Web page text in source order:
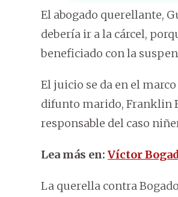
El abogado querellante,
debería ir a la cárcel,
beneficiado con la
El juicio se da en el
difunto marido, Franklin
responsable del caso
Lea más en: Víctor
La querella contra